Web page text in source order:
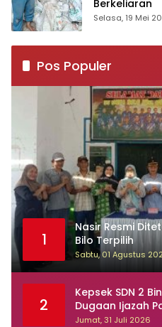
Berkeliaran
Selasa, 19 Mei
Pos Populer
1
Nasir Resmi
Bilo Terpilih
Sabtu, 01 Agustus
2
Kepsek SDN 2
Dugaan Ijazah
Kasusnya
Jumat, 31 Juli 2026